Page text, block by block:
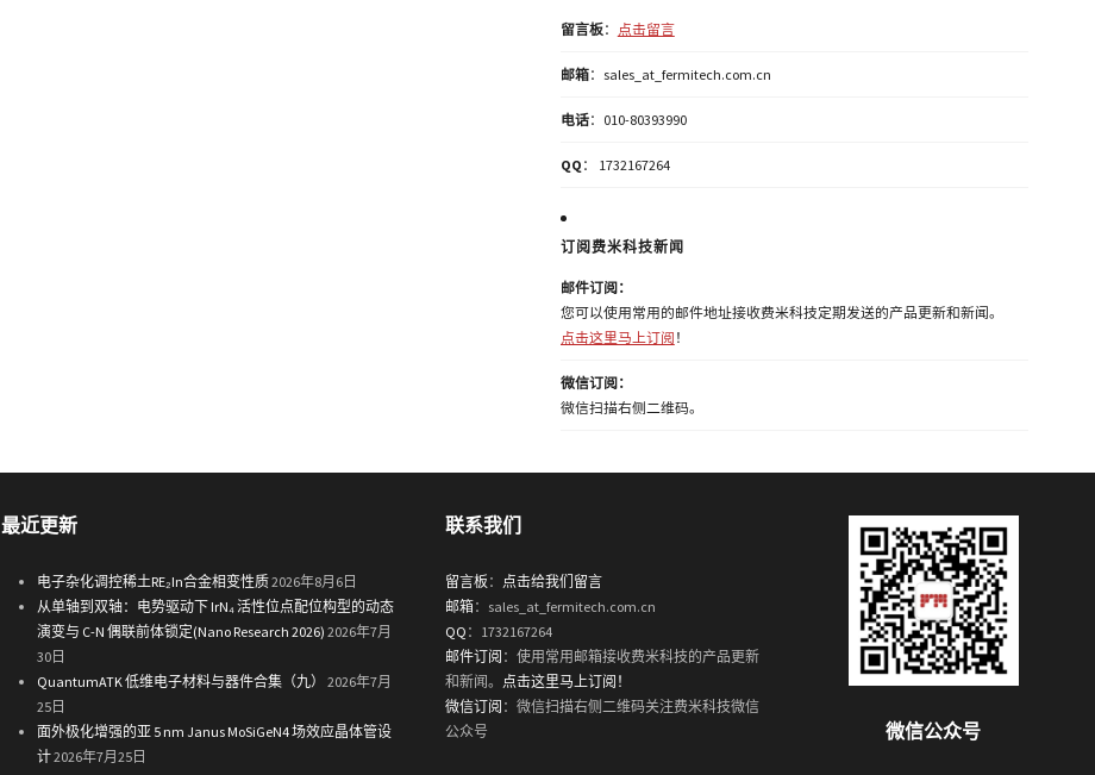
留言板： 点击留言
邮箱：sales_at_fermitech.com.cn
电话：010-80393990
QQ ： 1732167264
订阅费米科技新闻
邮件订阅：
您可以使用常用的邮件地址接收费米科技定期发送的产品更新和新闻。
点击这里马上订阅 ！
微信订阅：
微信扫描右侧二维码。
最近更新
电子杂化调控稀土RE₂In合金相变性质2026年8月6日
从单轴到双轴：电势驱动下 IrN₄ 活性位点配位构型的动态
演变与 C-N 偶联前体锁定(Nano Research 2026) 2026年7月
30日
QuantumATK 低维电子材料与器件合集（九）
2026年7月
25日
面外极化增强的亚 5 nm Janus MoSiGeN4 场效应晶体管设
计2026年7月25日
联系我们
留言板 ： 点击给我们留言
邮箱：sales_at_fermitech.com.cn
QQ ：1732167264
邮件订阅 ：使用常用邮箱接收费米科技的产品更新
和新闻。 点击这里马上订阅！
微信订阅 ：微信扫描右侧二维码关注费米科技微信
公众号
微信公众号